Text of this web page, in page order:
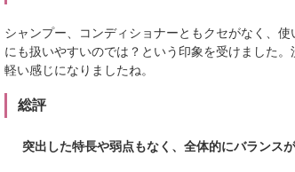
シャンプー、コンディショナーともクセがなく、
にも扱いやすいのでは？という印象を受けました
軽い感じになりましたね。
総評
突出した特長や弱点もなく、全体的にバランス